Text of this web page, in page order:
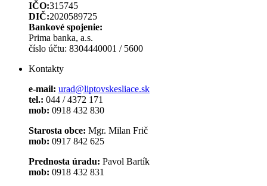
IČO:315745
DIČ:2020589725
Bankové spojenie:
Prima banka, a.s.
číslo účtu: 8304440001 / 5600
Kontakty
e-mail: urad@liptovskesliace.sk
tel.: 044 / 4372 171
mob: 0918 432 830
Starosta obce: Mgr. Milan Frič
mob: 0917 842 625
Prednosta úradu: Pavol Bartík
mob: 0918 432 831